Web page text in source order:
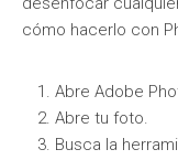
cómo hacerlo con
Abre Adobe
Abre tu foto.
Busca la